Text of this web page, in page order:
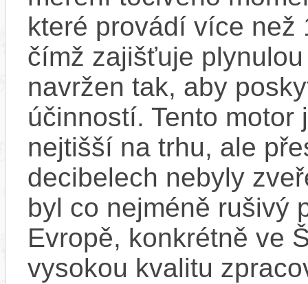
které provádí více než
čímž zajišťuje
navržen tak, aby
účinností​. Tento
nejtišší na trhu, ale
decibelech nebyly
byl co nejméně rušivý
Evropě, konkrétně ve
vysokou kvalitu